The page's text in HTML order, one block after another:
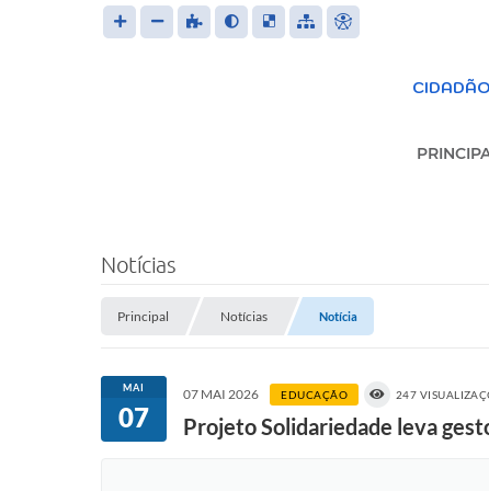
CIDADÃO
Notícias
Principal Notícias Notícia
MAI
07
07 MAI 2026 EDUCAÇÃO 247
Projeto Solidariedade leva